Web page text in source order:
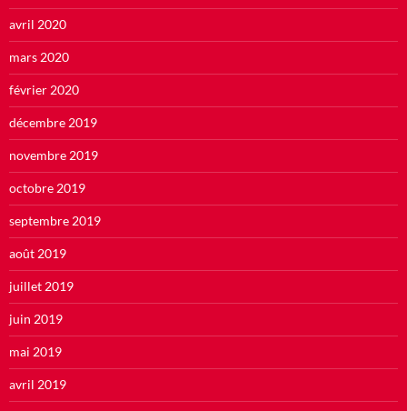
avril 2020
mars 2020
février 2020
décembre 2019
novembre 2019
octobre 2019
septembre 2019
août 2019
juillet 2019
juin 2019
mai 2019
avril 2019